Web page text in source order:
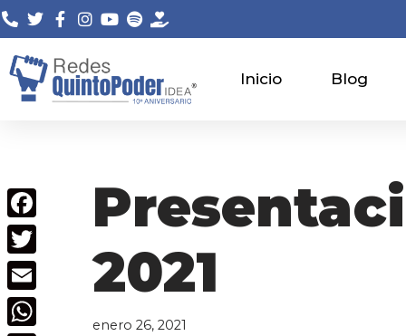
al
contenido
Inicio Blog
2021
enero 26, 2021
Facebook
Twitter
Email